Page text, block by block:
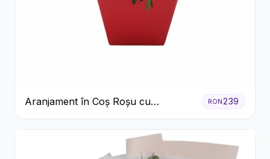
Aranjament în Coș Roșu cu
Trandafiri și Crizanteme Albe
RON239